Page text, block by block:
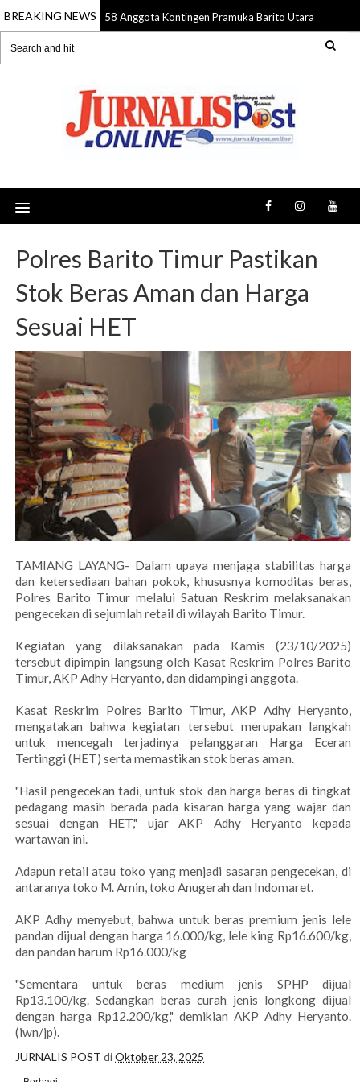
BREAKING NEWS
09 Aug 2026 58 Anggota Kontingen Pramuka Barito Utara
Polres Barito Timur Pastikan
Stok Beras Aman dan Harga
Sesuai HET
TAMIANG LAYANG- Dalam upaya menjaga stabilitas harga
dan ketersediaan bahan pokok, khususnya komoditas beras,
Polres Barito Timur melalui Satuan Reskrim melaksanakan
pengecekan di sejumlah retail di wilayah Barito Timur.
Kegiatan yang dilaksanakan pada Kamis (23/10/2025)
tersebut dipimpin langsung oleh Kasat Reskrim Polres Barito
Timur, AKP Adhy Heryanto, dan didampingi anggota.
Kasat Reskrim Polres Barito Timur, AKP Adhy Heryanto,
mengatakan bahwa kegiatan tersebut merupakan langkah
untuk mencegah terjadinya pelanggaran Harga Eceran
Tertinggi (HET) serta memastikan stok beras aman.
"Hasil pengecekan tadi, untuk stok dan harga beras di tingkat
pedagang masih berada pada kisaran harga yang wajar dan
sesuai dengan HET," ujar AKP Adhy Heryanto kepada
wartawan ini.
Adapun retail atau toko yang menjadi sasaran pengecekan, di
antaranya toko M. Amin, toko Anugerah dan Indomaret.
AKP Adhy menyebut, bahwa untuk beras premium jenis lele
pandan dijual dengan harga 16.000/kg, lele king Rp16.600/kg,
dan pandan harum Rp16.000/kg
"Sementara untuk beras medium jenis SPHP dijual
Rp13.100/kg. Sedangkan beras curah jenis ⁠longkong dijual
dengan harga Rp12.200/kg," demikian AKP Adhy Heryanto.
(iwn/jp).
JURNALIS POST diOktober 23, 2025